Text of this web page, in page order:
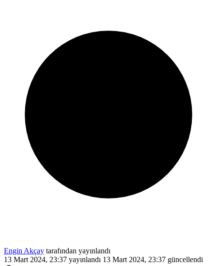
Engin Akçay tarafından yayınlandı
13 Mart 2024, 23:37 yayınlandı 13 Mart 2024, 23:37 güncellendi